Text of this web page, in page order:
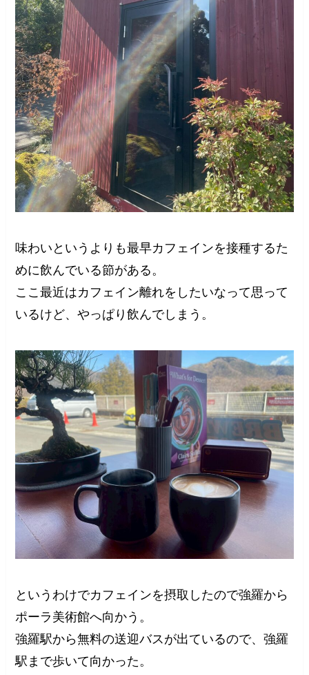
味わいというよりも最早カフェインを接種するた
めに飲んでいる節がある。
ここ最近はカフェイン離れをしたいなって思って
いるけど、やっぱり飲んでしまう。
というわけでカフェインを摂取したので強羅から
ポーラ美術館へ向かう。
強羅駅から無料の送迎バスが出ているので、強羅
駅まで歩いて向かった。